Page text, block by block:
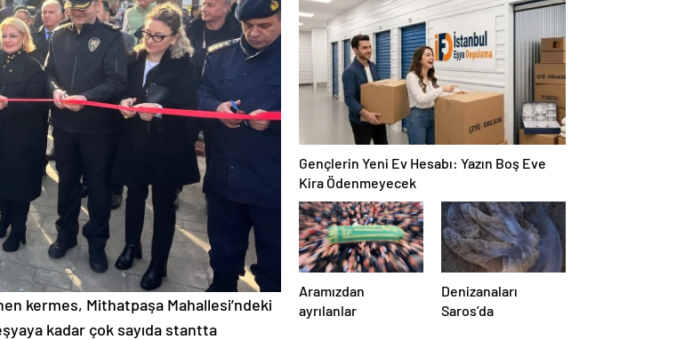
kermes, Mithatpaşa Mahallesi’ndeki
kadar çok sayıda stantta
Gençlerin Yeni Ev Hesabı: Yazın Boş Eve
Kira Ödenmeyecek
Aramızdan
ayrılanlar
Denizanaları
Saros’da